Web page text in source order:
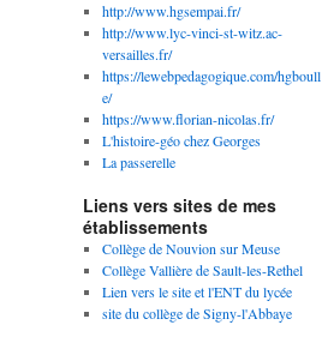
http://www.hgsempai.fr/
http://www.lyc-vinci-st-witz.ac-
versailles.fr/
https://lewebpedagogique.com/hgboull
e/
https://www.florian-nicolas.fr/
L'histoire-géo chez Georges
La passerelle
Liens vers sites de mes
établissements
Collège de Nouvion sur Meuse
Collège Vallière de Sault-les-Rethel
Lien vers le site et l'ENT du lycée
site du collège de Signy-l'Abbaye